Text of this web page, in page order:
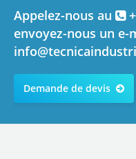
Appelez-nous au
envoyez-nous un e-
Demande de devis